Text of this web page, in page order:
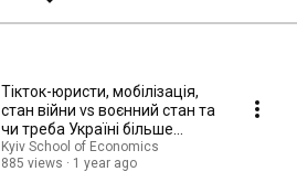
Тікток-юристи, мобілізація,
стан війни vs воєнний стан та
чи треба Україні більше
правників?
Kyiv School of Economics
885 views
1 year ago